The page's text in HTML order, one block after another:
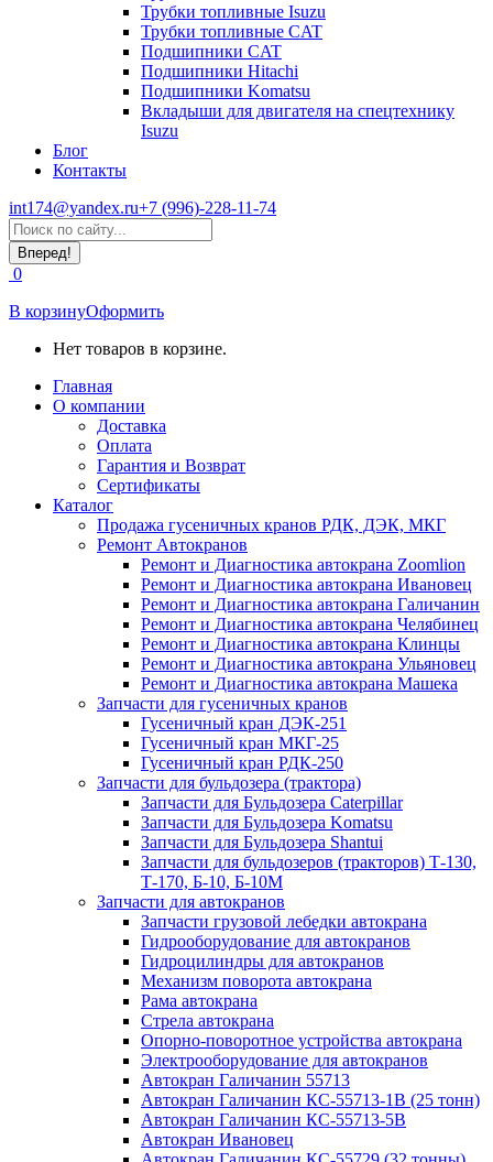
Трубки топливные Isuzu
Трубки топливные CAT
Подшипники CAT
Подшипники Hitachi
Подшипники Komatsu
Вкладыши для двигателя на спецтехнику
Isuzu
Блог
Контакты
int174@yandex.ru+7 (996)-228-11-74
Страница
WhatsApp
открывается
в
новом
окне
Поиск:
0
В корзинуОформить
Нет товаров в корзине.
Главная
О компании
Доставка
Оплата
Гарантия и Возврат
Сертификаты
Каталог
Продажа гусеничных кранов РДК, ДЭК, МКГ
Ремонт Автокранов
Ремонт и Диагностика автокрана Zoomlion
Ремонт и Диагностика автокрана Ивановец
Ремонт и Диагностика автокрана Галичанин
Ремонт и Диагностика автокрана Челябинец
Ремонт и Диагностика автокрана Клинцы
Ремонт и Диагностика автокрана Ульяновец
Ремонт и Диагностика автокрана Машека
Запчасти для гусеничных кранов
Гусеничный кран ДЭК-251
Гусеничный кран МКГ-25
Гусеничный кран РДК-250
Запчасти для бульдозера (трактора)
Запчасти для Бульдозера Caterpillar
Запчасти для Бульдозера Komatsu
Запчасти для Бульдозера Shantui
Запчасти для бульдозеров (тракторов) Т-130,
Т-170, Б-10, Б-10М
Запчасти для автокранов
Запчасти грузовой лебедки автокрана
Гидрооборудование для автокранов
Гидроцилиндры для автокранов
Механизм поворота автокрана
Рама автокрана
Стрела автокрана
Опорно-поворотное устройства автокрана
Электрооборудование для автокранов
Автокран Галичанин 55713
Автокран Галичанин КС-55713-1В (25 тонн)
Автокран Галичанин КС-55713-5В
Автокран Ивановец